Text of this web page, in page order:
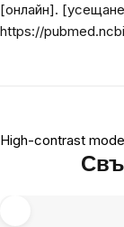
[онлайн].
https://
High-contrast mode